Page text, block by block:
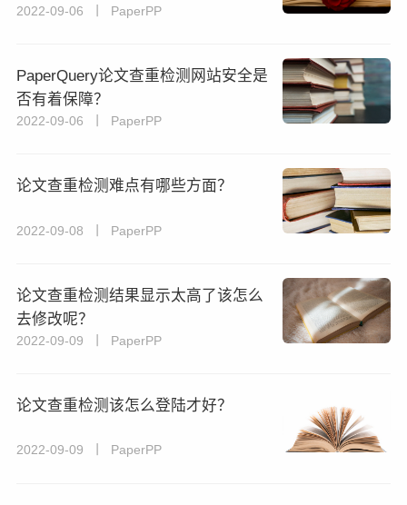
2022-09-06 丨 PaperPP
PaperQuery论文查重检测网站安全是
否有着保障？
2022-09-06 丨 PaperPP
论文查重检测难点有哪些方面？
2022-09-08 丨 PaperPP
论文查重检测结果显示太高了该怎么
去修改呢？
2022-09-09 丨 PaperPP
论文查重检测该怎么登陆才好？
2022-09-09 丨 PaperPP